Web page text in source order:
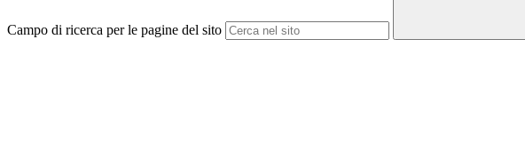
Campo di ricerca per le pagine del sito